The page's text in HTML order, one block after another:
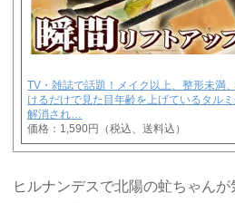
TV・雑誌で話題！メイク以上、整形未満
けるだけで見た目年齢を上げているタル
解消され…
価格：1,590円（税込、送料込）
ヒルナンデスで北陽の虻ちゃん